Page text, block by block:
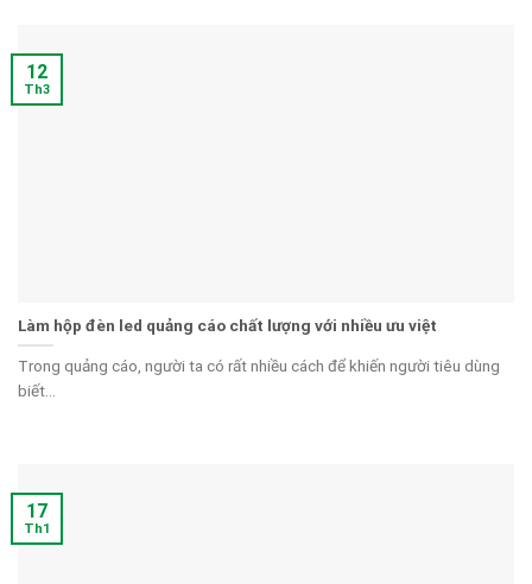
Làm hộp đèn led quảng cáo chất lượng với nhiều ưu việt
Trong quảng cáo, người ta có rất nhiều cách để khiến người tiêu dùng
biết...
12
Th3
17
Th1